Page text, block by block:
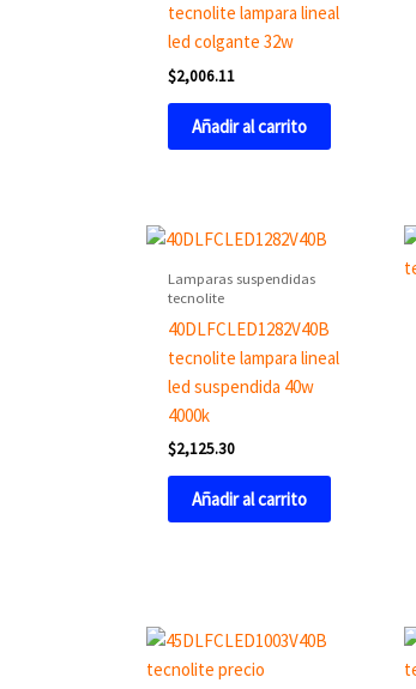
tecnolite lampara lineal
led colgante 32w
$2,006.11
Añadir al carrito
Lamparas suspendidas
tecnolite
40DLFCLED1282V40B
tecnolite lampara lineal
led suspendida 40w
4000k
$2,125.30
Añadir al carrito